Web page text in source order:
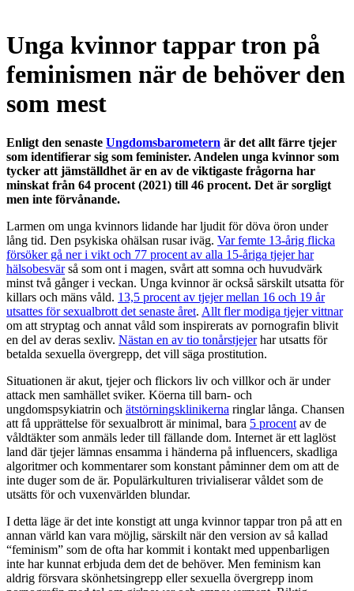
Unga kvinnor tappar tron på
feminismen när de behöver den
som mest
Enligt den senaste Ungdomsbarometern är det allt färre tjejer
som identifierar sig som feminister. Andelen unga kvinnor som
tycker att jämställdhet är en av de viktigaste frågorna har
minskat från 64 procent (2021) till 46 procent. Det är sorgligt
men inte förvånande.
Larmen om unga kvinnors lidande har ljudit för döva öron under
lång tid. Den psykiska ohälsan rusar iväg. Var femte 13-årig flicka
försöker gå ner i vikt och 77 procent av alla 15-åriga tjejer har
hälsobesvärså som ont i magen, svårt att somna och huvudvärk
minst två gånger i veckan. Unga kvinnor är också särskilt utsatta för
killars och mäns våld. 13,5 procent av tjejer mellan 16 och 19 år
utsattes för sexualbrott det senaste året. Allt fler modiga tjejer vittnar
om att stryptag och annat våld som inspirerats av pornografin blivit
en del av deras sexliv. Nästan en av tio tonårstjejerhar utsatts för
betalda sexuella övergrepp, det vill säga prostitution.
Situationen är akut, tjejer och flickors liv och villkor och är under
attack men samhället sviker. Köerna till barn- och
ungdomspsykiatrin och ätstörningsklinikerna ringlar långa. Chansen
att få upprättelse för sexualbrott är minimal, bara 5 procent av de
våldtäkter som anmäls leder till fällande dom. Internet är ett laglöst
land där tjejer lämnas ensamma i händerna på influencers, skadliga
algoritmer och kommentarer som konstant påminner dem om att de
inte duger som de är. Populärkulturen trivialiserar våldet som de
utsätts för och vuxenvärlden blundar.
I detta läge är det inte konstigt att unga kvinnor tappar tron på att en
annan värld kan vara möjlig, särskilt när den version av så kallad
“feminism” som de ofta har kommit i kontakt med uppenbarligen
inte har kunnat erbjuda dem det de behöver. Men feminism kan
aldrig försvara skönhetsingrepp eller sexuella övergrepp inom